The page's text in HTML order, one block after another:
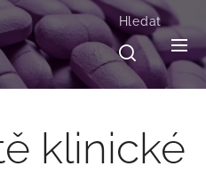
Hledat
klinické